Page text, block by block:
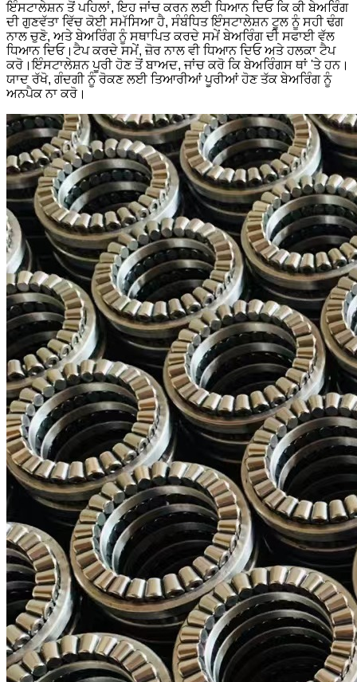
ਇੰਸਟਾਲੇਸ਼ਨ ਤੋਂ ਪਹਿਲਾਂ, ਇਹ ਜਾਂਚ ਕਰਨ ਲਈ ਧਿਆਨ ਦਿਓ ਕਿ ਕੀ ਬੇਅਰਿੰਗ
ਦੀ ਗੁਣਵੱਤਾ ਵਿੱਚ ਕੋਈ ਸਮੱਸਿਆ ਹੈ, ਸੰਬੰਧਿਤ ਇੰਸਟਾਲੇਸ਼ਨ ਟੂਲ ਨੂੰ ਸਹੀ ਢੰਗ
ਨਾਲ ਚੁਣੋ, ਅਤੇ ਬੇਅਰਿੰਗ ਨੂੰ ਸਥਾਪਿਤ ਕਰਦੇ ਸਮੇਂ ਬੇਅਰਿੰਗ ਦੀ ਸਫਾਈ ਵੱਲ
ਧਿਆਨ ਦਿਓ।ਟੈਪ ਕਰਦੇ ਸਮੇਂ, ਜ਼ੋਰ ਨਾਲ ਵੀ ਧਿਆਨ ਦਿਓ ਅਤੇ ਹਲਕਾ ਟੈਪ
ਕਰੋ।ਇੰਸਟਾਲੇਸ਼ਨ ਪੂਰੀ ਹੋਣ ਤੋਂ ਬਾਅਦ, ਜਾਂਚ ਕਰੋ ਕਿ ਬੇਅਰਿੰਗਸ ਥਾਂ 'ਤੇ ਹਨ।
ਯਾਦ ਰੱਖੋ, ਗੰਦਗੀ ਨੂੰ ਰੋਕਣ ਲਈ ਤਿਆਰੀਆਂ ਪੂਰੀਆਂ ਹੋਣ ਤੱਕ ਬੇਅਰਿੰਗ ਨੂੰ
ਅਨਪੈਕ ਨਾ ਕਰੋ।